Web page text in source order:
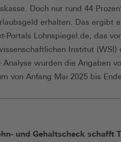
Doch nur rund 44
erhalten. Das ergibt
Portals Lohnspiegel.de, das
Institut
Analyse wurden die Angaben
von Anfang Mai 2025 bis
und Gehaltscheck schafft